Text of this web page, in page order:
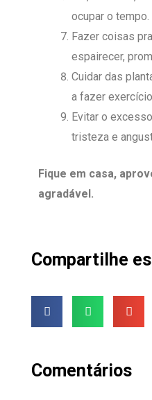
ocupar o tempo.
Fazer coisas
espairecer,
Cuidar das
a fazer
Evitar o
tristeza e
Fique em casa,
agradável.
Compartilhe
Comentários